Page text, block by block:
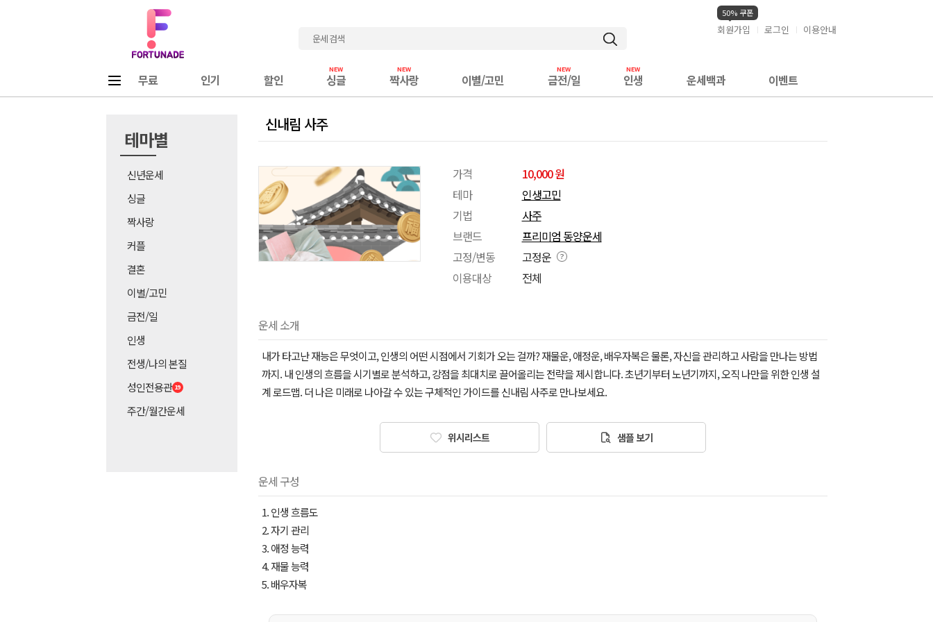
50% 쿠폰
회원가입 로그인 이용안내
무료 인기 할인 싱글 짝사랑 이별/고민 금전/일 인생 운세백과 이벤트
테마별
신년운세
싱글
짝사랑
커플
결혼
이별/고민
금전/일
인생
전생/나의 본질
성인전용관
주간/월간운세
신내림 사주
가격
10,000 원
테마
인생고민
기법
사주
브랜드
프리미엄 동양운세
고정/변동
고정운
이용대상
전체
운세 소개
내가 타고난 재능은 무엇이고, 인생의 어떤 시점에서 기회가 오는 걸까? 재물운, 애정운, 배우자복은 물론, 자신을 관리하고 사람을 만나는 방법
까지. 내 인생의 흐름을 시기별로 분석하고, 강점을 최대치로 끌어올리는 전략을 제시합니다. 초년기부터 노년기까지, 오직 나만을 위한 인생 설
계 로드맵. 더 나은 미래로 나아갈 수 있는 구체적인 가이드를 신내림 사주로 만나보세요.
위시리스트 샘플 보기
운세 구성
1. 인생 흐름도
2. 자기 관리
3. 애정 능력
4. 재물 능력
5. 배우자복